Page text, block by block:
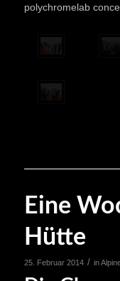
polychromelab
Eine
Hütte
25. Februar 2014 / in